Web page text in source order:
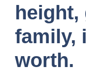
height,
family,
worth.